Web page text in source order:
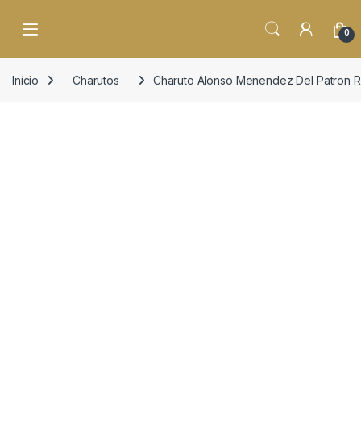
Open 0
Início Charutos Charuto Alonso Menendez Del Patron